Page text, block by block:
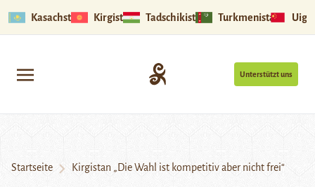
Kasachstan Kirgistan Tadschikistan Turkmenistan
Unterstützt uns
Startseite Kirgistan „Die Wahl ist kompetitiv aber nicht frei“